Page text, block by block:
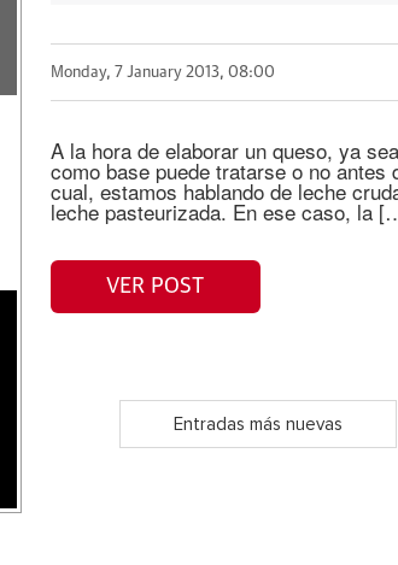
Monday, 7 January 2013, 08:00
A la hora de elaborar un queso, ya
como base puede tratarse o no
cual, estamos hablando de leche
leche pasteurizada. En ese caso, la
VER POST
Entradas más nuevas